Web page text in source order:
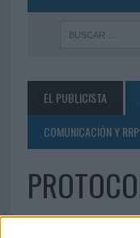
EL PUBLICISTA
COMUNICACIÓN Y